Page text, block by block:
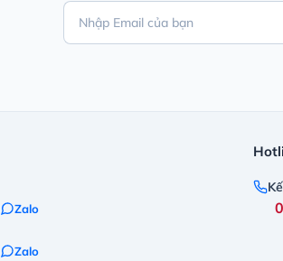
Zalo
Zalo